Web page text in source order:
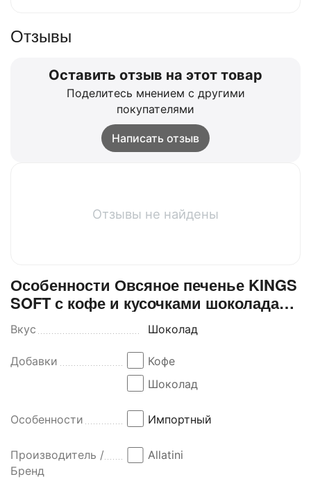
Отзывы
Оставить отзыв на этот товар
Поделитесь мнением с другими
покупателями
Написать отзыв
Отзывы не найдены
Особенности Овсяное печенье KINGS
SOFT с кофе и кусочками шоколада
180 г, ALLATINI
Вкус Шоколад
Добавки
Кофе
Шоколад
Особенности Импортный
Производитель /
Бренд
Allatini